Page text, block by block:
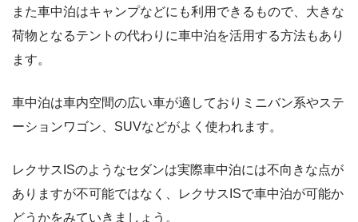
また車中泊はキャンプなどにも利用できるもので、大きな
荷物となるテントの代わりに車中泊を活用する方法もあり
ます。
車中泊は車内空間の広い車が適しておりミニバン系やステ
ーションワゴン、SUVなどがよく使われます。
レクサスISのようなセダンは実際車中泊には不向きな点が
ありますが不可能ではなく、レクサスISで車中泊が可能か
どうかをみていきましょう。